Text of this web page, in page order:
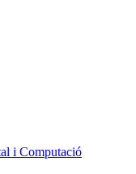
i Computació